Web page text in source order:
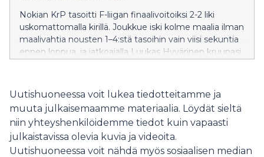
Nokian KrP tasoitti F-liigan finaalivoitoiksi 2-2 liki
uskomattomalla kirillä. Joukkue iski kolme maalia ilman
maalivahtia nousten 1–4:stä tasoihin vain viisi sekuntia
ennen loppua, ja jatkoajalla Luukas Hyvärinen kruunasi
Uutishuoneessa voit lukea tiedotteitamme ja
muuta julkaisemaamme materiaalia. Löydät sieltä
niin yhteyshenkilöidemme tiedot kuin vapaasti
julkaistavissa olevia kuvia ja videoita.
Uutishuoneessa voit nähdä myös sosiaalisen median